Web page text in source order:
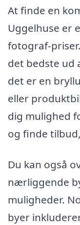
At finde en
Uggelhuse er
fotograf-
det bedste ud
det er en
eller
dig mulighed
og finde
Du kan også
nærliggende
muligheder.
byer